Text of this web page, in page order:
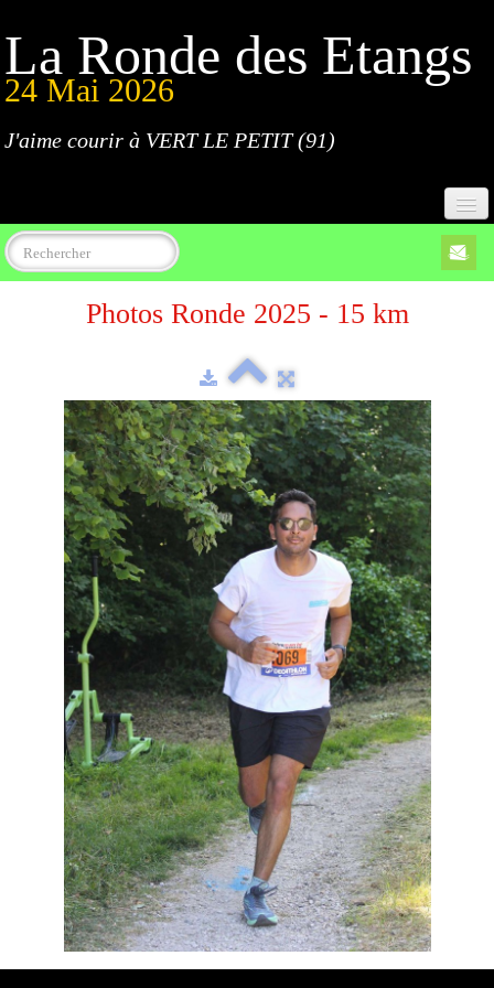
La Ronde des Etangs
24 Mai 2026
J'aime courir à VERT LE PETIT (91)
Accueil
Programme
Règlement
Parcours
Résultats
Devenez bénévoles
Partenaires
Photos ▼
Photos Ronde 2025 - 15 km